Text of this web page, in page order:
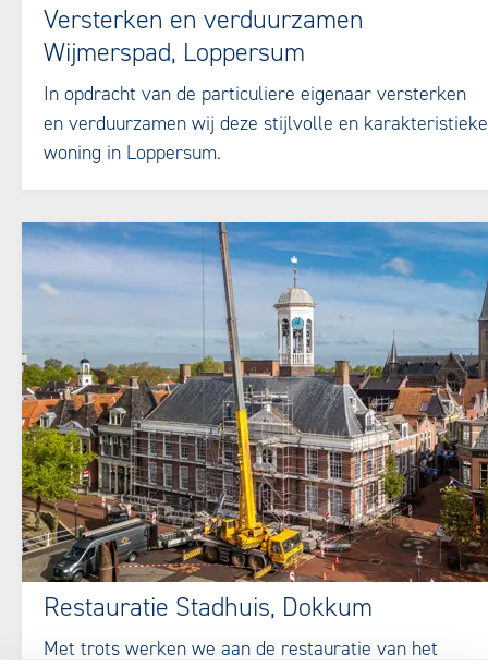
Versterken en verduurzamen
Wijmerspad, Loppersum
In opdracht van de particuliere eigenaar versterken
en verduurzamen wij deze stijlvolle en karakteristieke
woning in Loppersum.
Restauratie Stadhuis, Dokkum
Met trots werken we aan de restauratie van het